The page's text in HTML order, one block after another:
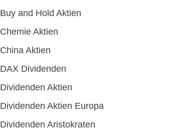
Buy and Hold Aktien
Chemie Aktien
China Aktien
DAX Dividenden
Dividenden Aktien
Dividenden Aktien Europa
Dividenden Aristokraten